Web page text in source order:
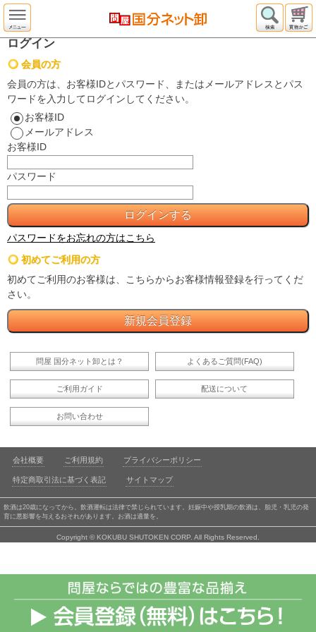
ログイン
会員の方
会員の方は、お客様IDとパスワード、またはメールアドレスとパス
ワードを入力してログインしてください。
お客様ID
メールアドレス
お客様ID
パスワード
パスワードをお忘れの方はこちら
初めてご利用の方
初めてご利用のお客様は、こちらからお客様情報登録を行ってくだ
さい。
問屋 国分ネット卸とは？ よくあるご質問(FAQ)
ご利用ガイド 配送について
お問い合わせ
会社概要 ご利用規約 プライバシーポリシー
特定商取引法に基づく表記 サイトマップ
飲酒は20歳になってから。飲酒運転は法律で禁じられています。妊娠中や授乳期の飲酒は、胎児・乳児の発
育に悪影響を与えるおそれがあります。お酒は適量を。
Copyright © KOKUBU SHUTOKEN CORP. All Rights Reserved.